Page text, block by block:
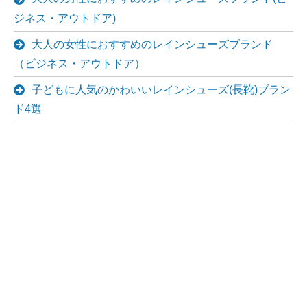
ジネス・アウトドア)
大人の女性におすすめのレインシューズブランド
（ビジネス・アウトドア）
子どもに人気のかわいいレインシューズ(長靴)ブラン
ド4選